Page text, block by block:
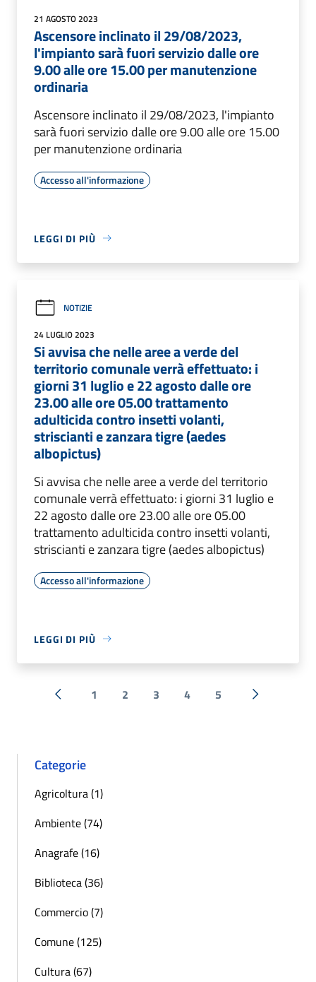
21 AGOSTO 2023
Ascensore inclinato il 29/08/2023,
l'impianto sarà fuori servizio dalle ore
9.00 alle ore 15.00 per manutenzione
ordinaria
Ascensore inclinato il 29/08/2023, l'impianto
sarà fuori servizio dalle ore 9.00 alle ore 15.00
per manutenzione ordinaria
Accesso all'informazione
LEGGI DI PIÙ
NOTIZIE
24 LUGLIO 2023
Si avvisa che nelle aree a verde del
territorio comunale verrà effettuato: i
giorni 31 luglio e 22 agosto dalle ore
23.00 alle ore 05.00 trattamento
adulticida contro insetti volanti,
striscianti e zanzara tigre (aedes
albopictus)
Si avvisa che nelle aree a verde del territorio
comunale verrà effettuato: i giorni 31 luglio e
22 agosto dalle ore 23.00 alle ore 05.00
trattamento adulticida contro insetti volanti,
striscianti e zanzara tigre (aedes albopictus)
Accesso all'informazione
LEGGI DI PIÙ
« Precedente
1 2 3 4 5 Successiva
Categorie
Agricoltura (1)
Ambiente (74)
Anagrafe (16)
Biblioteca (36)
Commercio (7)
Comune (125)
Cultura (67)